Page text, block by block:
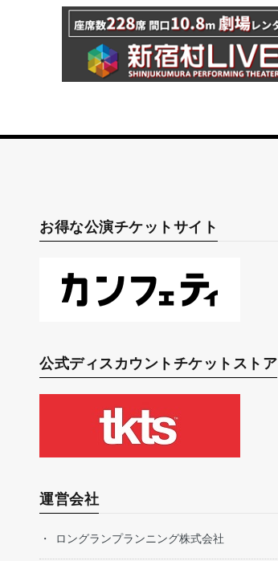
お得な公演チケットサイト
公式ディスカウントチケットストア
運営会社
ロングランプランニング株式会社